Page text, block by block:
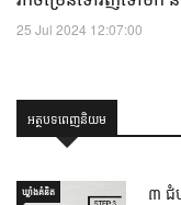
25 Jul 2024 12:07:00
អត្ថបទពេញនិយម
ឃ្លាំង​គំនិត
៣ ជំ